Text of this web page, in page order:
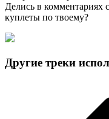
Делись в комментариях
куплеты по твоему?
Другие треки